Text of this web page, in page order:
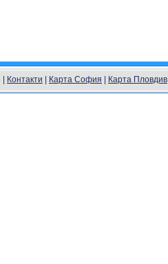
Контакти Карта София Карта Пловдив